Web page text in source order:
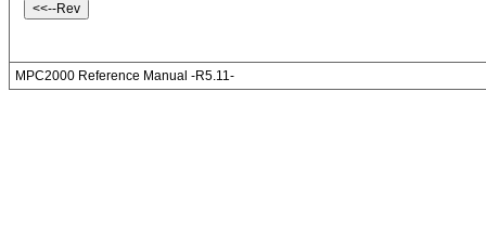
MPC2000 Reference Manual -R5.11-